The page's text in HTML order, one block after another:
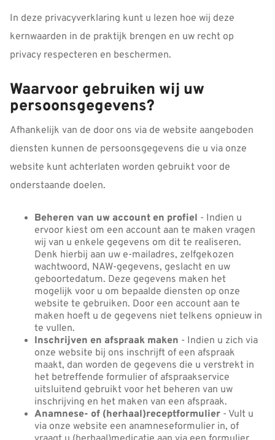
In deze privacyverklaring kunt u lezen hoe wij deze
kernwaarden in de praktijk brengen en uw recht op
privacy respecteren en beschermen.
Waarvoor gebruiken wij uw
persoonsgegevens?
Afhankelijk van de door ons via de website aangeboden
diensten kunnen de persoonsgegevens die u via onze
website kunt achterlaten worden gebruikt voor de
onderstaande doelen.
Beheren van uw account en profiel - Indien u
ervoor kiest om een account aan te maken vragen
wij van u enkele gegevens om dit te realiseren.
Denk hierbij aan uw e-mailadres, zelfgekozen
wachtwoord, NAW-gegevens, geslacht en uw
geboortedatum. Deze gegevens maken het
mogelijk voor u om bepaalde diensten op onze
website te gebruiken. Door een account aan te
maken hoeft u de gegevens niet telkens opnieuw in
te vullen.
Inschrijven en afspraak maken - Indien u zich via
onze website bij ons inschrijft of een afspraak
maakt, dan worden de gegevens die u verstrekt in
het betreffende formulier of afspraakservice
uitsluitend gebruikt voor het beheren van uw
inschrijving en het maken van een afspraak.
Anamnese- of (herhaal)receptformulier - Vult u
via onze website een anamneseformulier in, of